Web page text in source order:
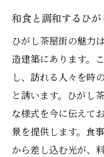
和食と調和するひ
ひがし茶屋街の魅力
造建築にあります。
し、訪れる人々を時
と誘います。ひがし
な様式を今に伝えて
景を提供します。食
から差し込む光が、